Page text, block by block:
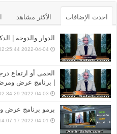
احدث الإضافات الأكثر مشاهد
الدوار والدوخة |
2022-04-04 02:25:44
الحمى أو ارتفاع
| برنامج عرض
2022-04-03 02:34:29
برمو برنامج عرض
2022-04-01 14:07:17